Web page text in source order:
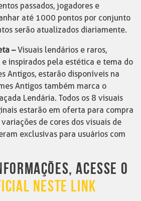
passados, jogadores e
até 1000 pontos por conjunto
serão atualizados diariamente.
–Visuais lendários e raros,
inspirados pela estética e tema do
Antigos, estarão disponíveis na
Antigos também marca o
Lendária. Todos os 8 visuais
estarão em oferta para compra
de cores dos visuais de
exclusivas para usuários com
ACESSE O
NESTE LINK